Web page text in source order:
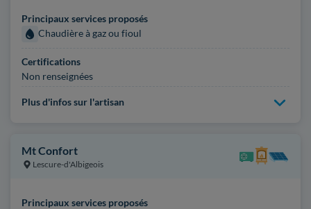
Principaux services proposés
Chaudière à gaz ou fioul
Certifications
Non renseignées
Plus d'infos sur l'artisan
Mt Confort
Lescure-d'Albigeois
Principaux services proposés